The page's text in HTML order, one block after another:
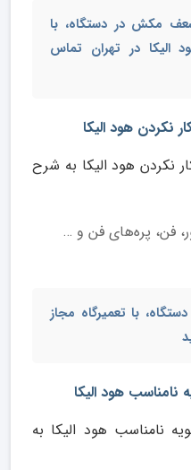
مکش در دستگاه، با
الیکا در تهران تماس
نکردن هود الیکا
نکردن هود الیکا به شرح
فن، پره‌های فن و …
با تعمیرگاه مجاز
هود الیکا
نامناسب هود الیکا به